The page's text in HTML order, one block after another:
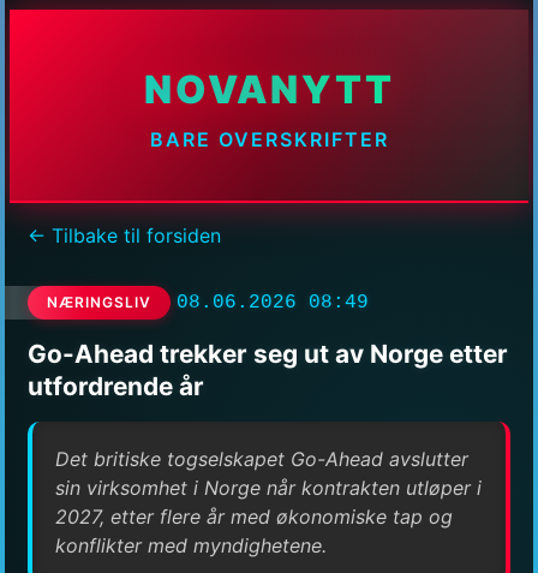
NOVANYTT
BARE OVERSKRIFTER
← Tilbake til forsiden
NÆRINGSLIV 08.06.2026 08:49
Go-Ahead trekker seg ut av Norge etter
utfordrende år
Det britiske togselskapet Go-Ahead avslutter
sin virksomhet i Norge når kontrakten utløper i
2027, etter flere år med økonomiske tap og
konflikter med myndighetene.